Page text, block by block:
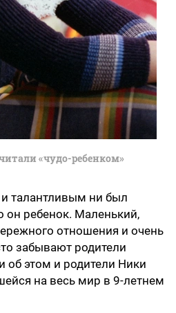
«чудо-ребенком»
талантливым ни был
он ребенок. Маленький,
отношения и очень
забывают родители
об этом и родители Ники
на весь мир в 9-летнем